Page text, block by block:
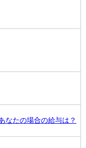
なたの場合の給与は？